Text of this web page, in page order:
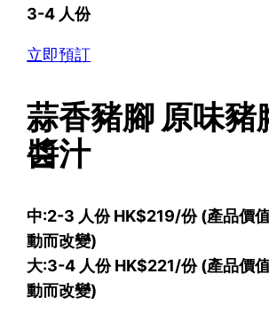
3-4 人份
立即預訂
蒜香豬腳 原味豬
醬汁
中:2-3 人份 HK$219/份 (產品價
動而改變)
大:3-4 人份 HK$221/份 (產品價
動而改變)